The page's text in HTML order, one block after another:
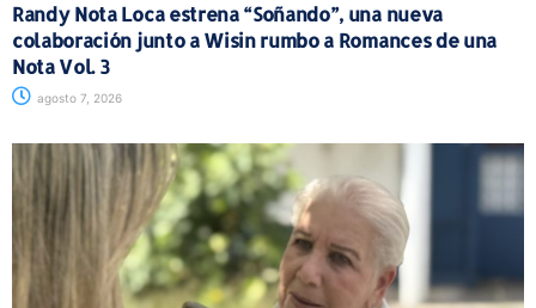
Randy Nota Loca estrena “Soñando”, una nueva
colaboración junto a Wisin rumbo a Romances de una
Nota Vol. 3
agosto 7, 2026